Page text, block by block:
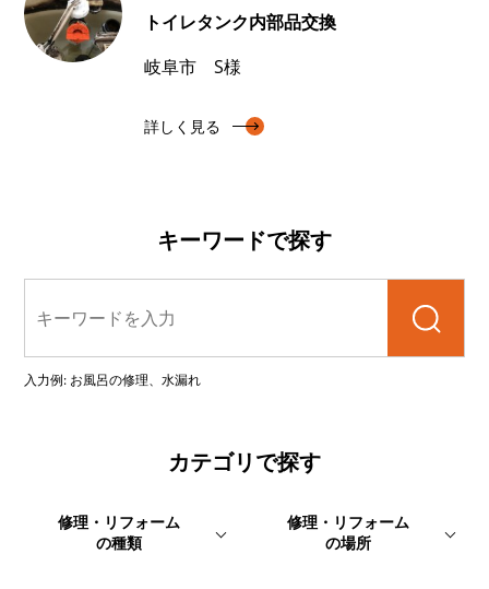
トイレタンク内部品交換
岐阜市 S様
詳しく見る
キーワードで探す
入力例: お風呂の修理、水漏れ
カテゴリで探す
修理・リフォーム
の種類
修理・リフォーム
の場所